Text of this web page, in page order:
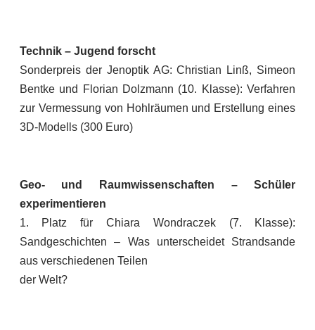
Technik – Jugend forscht
Sonderpreis der Jenoptik AG: Christian Linß, Simeon
Bentke und Florian Dolzmann (10. Klasse): Verfahren
zur Vermessung von Hohlräumen und Erstellung eines
3D-Modells (300 Euro)
Geo- und Raumwissenschaften – Schüler
experimentieren
1. Platz für Chiara Wondraczek (7. Klasse):
Sandgeschichten – Was unterscheidet Strandsande
aus verschiedenen Teilen
der Welt?